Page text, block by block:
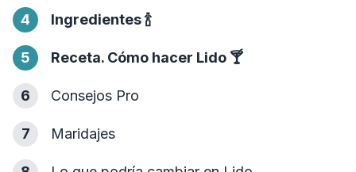
4 Ingredientes🍾
5 Receta. Cómo hacer Lido 🍸
6 Consejos Pro
7 Maridajes